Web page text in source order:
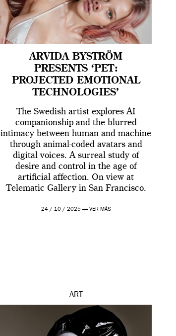
ARVIDA BYSTRÖM
PRESENTS ‘PET:
PROJECTED EMOTIONAL
TECHNOLOGIES’
The Swedish artist explores AI
companionship and the blurred
intimacy between human and machine
through animal-coded avatars and
digital voices. A surreal study of
desire and control in the age of
artificial affection. On view at
Telematic Gallery in San Francisco.
24 / 10 / 2025 — VER MÁS
ART